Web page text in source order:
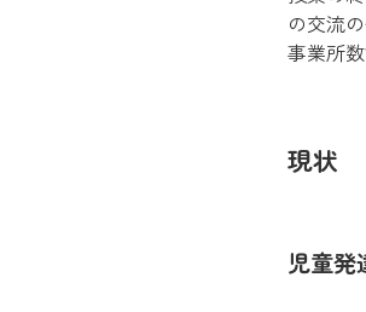
の交流
事業所
現状
児童発